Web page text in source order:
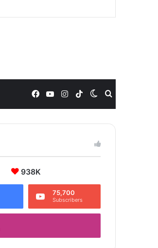
Switch
skin
TikTok
Instagram
YouTube
Facebook
938K
75,700
Subscribers